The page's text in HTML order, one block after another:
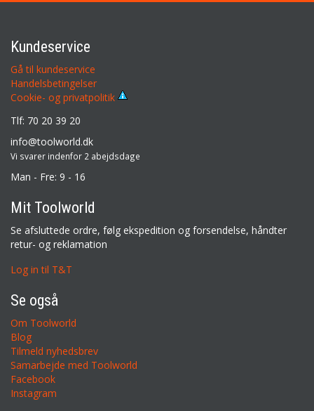
Kundeservice
Gå til kundeservice
Handelsbetingelser
Cookie- og privatpolitik
Tlf: 70 20 39 20
info@toolworld.dk
Vi svarer indenfor 2 abejdsdage
Man - Fre: 9 - 16
Mit Toolworld
Se afsluttede ordre, følg ekspedition og forsendelse, håndter
retur- og reklamation
Log in til T&T
Se også
Om Toolworld
Blog
Tilmeld nyhedsbrev
Samarbejde med Toolworld
Facebook
Instagram